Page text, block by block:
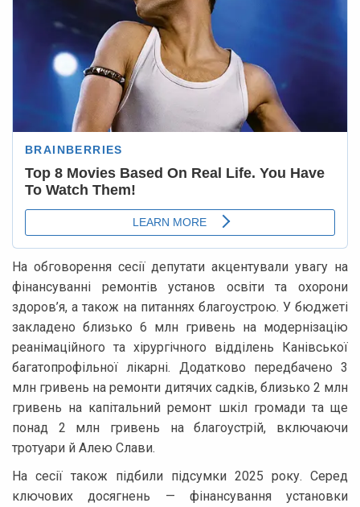
На обговорення сесії депутати акцентували увагу на
фінансуванні ремонтів установ освіти та охорони
здоров’я, а також на питаннях благоустрою. У бюджеті
закладено близько 6 млн гривень на модернізацію
реанімаційного та хірургічного відділень Канівської
багатопрофільної лікарні. Додатково передбачено 3
млн гривень на ремонти дитячих садків, близько 2 млн
гривень на капітальний ремонт шкіл громади та ще
понад 2 млн гривень на благоустрій, включаючи
тротуари й Алею Слави.
На сесії також підбили підсумки 2025 року. Серед
ключових досягнень — фінансування установки